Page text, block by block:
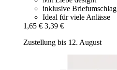
inklusive Briefumschlag
Ideal für viele Anlässe
1,65 € 3,39 €
Zustellung bis 12. August